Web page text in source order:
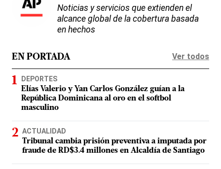
Noticias y servicios que extienden el
alcance global de la cobertura basada
en hechos
EN PORTADA Ver todos
DEPORTES
Elías Valerio y Yan Carlos González guían a la
República Dominicana al oro en el softbol
masculino
ACTUALIDAD
Tribunal cambia prisión preventiva a imputada por
fraude de RD$3.4 millones en Alcaldía de Santiago